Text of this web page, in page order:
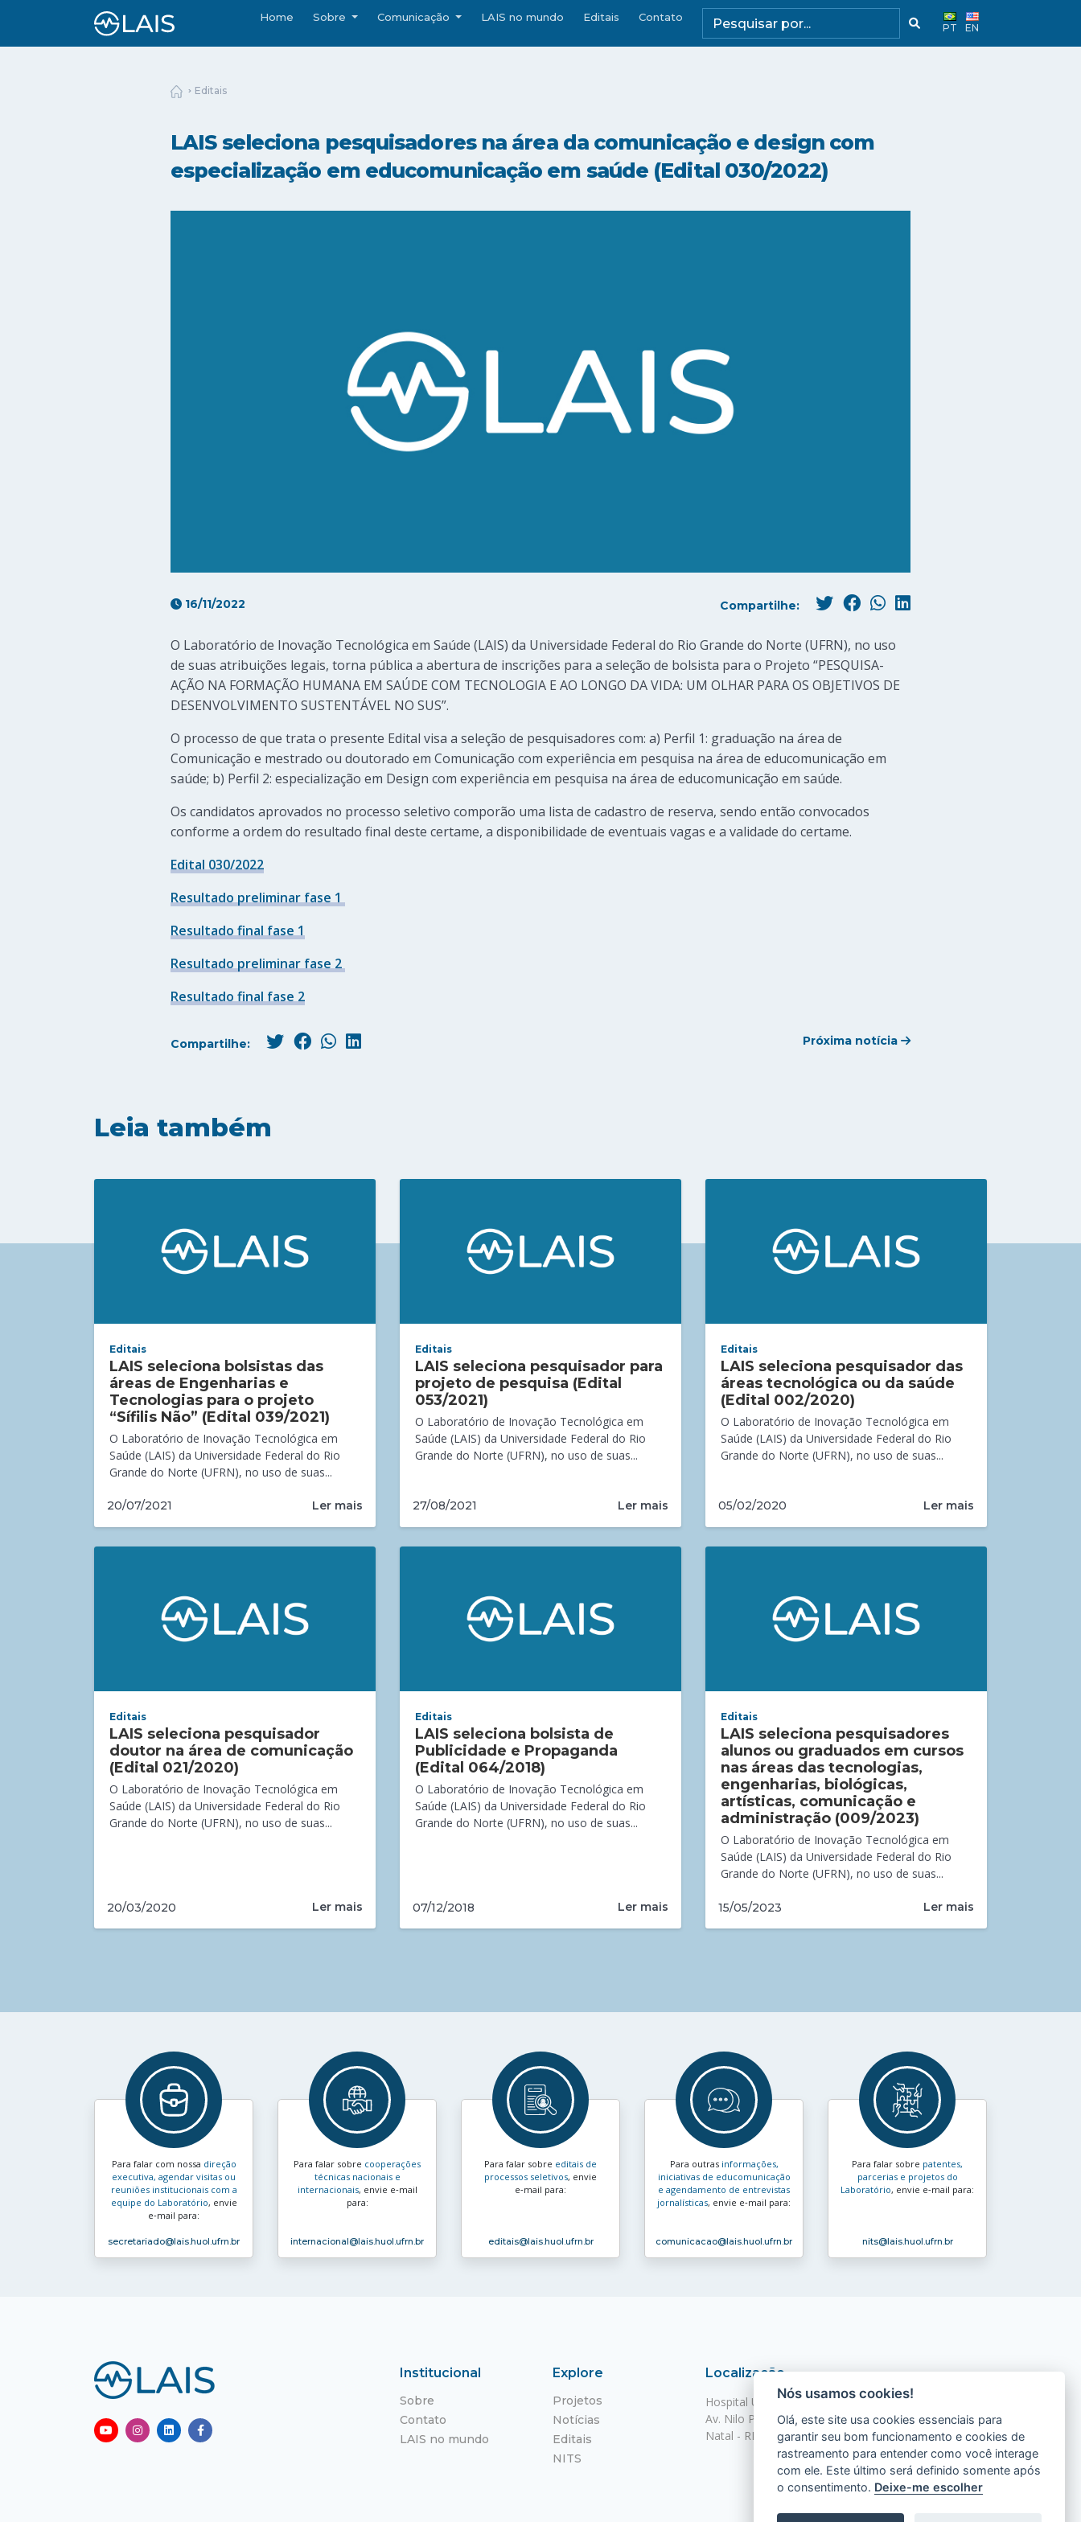
Home Sobre Comunicação LAIS no mundo Editais Contato
PT EN
Editais
LAIS seleciona pesquisadores na área da comunicação e design com
especialização em educomunicação em saúde (Edital 030/2022)
16/11/2022 Compartilhe:
O Laboratório de Inovação Tecnológica em Saúde (LAIS) da Universidade Federal do Rio Grande do Norte (UFRN), no uso
de suas atribuições legais, torna pública a abertura de inscrições para a seleção de bolsista para o Projeto “PESQUISA-
AÇÃO NA FORMAÇÃO HUMANA EM SAÚDE COM TECNOLOGIA E AO LONGO DA VIDA: UM OLHAR PARA OS OBJETIVOS DE
DESENVOLVIMENTO SUSTENTÁVEL NO SUS”.
O processo de que trata o presente Edital visa a seleção de pesquisadores com: a) Perfil 1: graduação na área de
Comunicação e mestrado ou doutorado em Comunicação com experiência em pesquisa na área de educomunicação em
saúde; b) Perfil 2: especialização em Design com experiência em pesquisa na área de educomunicação em saúde.
Os candidatos aprovados no processo seletivo comporão uma lista de cadastro de reserva, sendo então convocados
conforme a ordem do resultado final deste certame, a disponibilidade de eventuais vagas e a validade do certame.
Edital 030/2022
Resultado preliminar fase 1
Resultado final fase 1
Resultado preliminar fase 2
Resultado final fase 2
Compartilhe: Próxima notícia
Leia também
Editais
LAIS seleciona bolsistas das
áreas de Engenharias e
Tecnologias para o projeto
“Sífilis Não” (Edital 039/2021)
O Laboratório de Inovação Tecnológica em
Saúde (LAIS) da Universidade Federal do Rio
Grande do Norte (UFRN), no uso de suas...
20/07/2021 Ler mais
Editais
LAIS seleciona pesquisador para
projeto de pesquisa (Edital
053/2021)
O Laboratório de Inovação Tecnológica em
Saúde (LAIS) da Universidade Federal do Rio
Grande do Norte (UFRN), no uso de suas...
27/08/2021 Ler mais
Editais
LAIS seleciona pesquisador das
áreas tecnológica ou da saúde
(Edital 002/2020)
O Laboratório de Inovação Tecnológica em
Saúde (LAIS) da Universidade Federal do Rio
Grande do Norte (UFRN), no uso de suas...
05/02/2020 Ler mais
Editais
LAIS seleciona pesquisador
doutor na área de comunicação
(Edital 021/2020)
O Laboratório de Inovação Tecnológica em
Saúde (LAIS) da Universidade Federal do Rio
Grande do Norte (UFRN), no uso de suas...
20/03/2020 Ler mais
Editais
LAIS seleciona bolsista de
Publicidade e Propaganda
(Edital 064/2018)
O Laboratório de Inovação Tecnológica em
Saúde (LAIS) da Universidade Federal do Rio
Grande do Norte (UFRN), no uso de suas...
07/12/2018 Ler mais
Editais
LAIS seleciona pesquisadores
alunos ou graduados em cursos
nas áreas das tecnologias,
engenharias, biológicas,
artísticas, comunicação e
administração (009/2023)
O Laboratório de Inovação Tecnológica em
Saúde (LAIS) da Universidade Federal do Rio
Grande do Norte (UFRN), no uso de suas...
15/05/2023 Ler mais
Para falar com nossa direção
executiva, agendar visitas ou
reuniões institucionais com a
equipe do Laboratório, envie
e‑mail para:
secretariado@lais.huol.ufrn.br
Para falar sobre cooperações
técnicas nacionais e
internacionais, envie e‑mail
para:
internacional@lais.huol.ufrn.br
Para falar sobre editais de
processos seletivos, envie
e‑mail para:
editais@lais.huol.ufrn.br
Para outras informações,
iniciativas de educomunicação
e agendamento de entrevistas
jornalísticas, envie e‑mail para:
comunicacao@lais.huol.ufrn.br
Para falar sobre patentes,
parcerias e projetos do
Laboratório, envie e‑mail para:
nits@lais.huol.ufrn.br
Institucional
Sobre
Contato
LAIS no mundo
Explore
Projetos
Notícias
Editais
NITS
Localização
Hospital Universitário Onofre Lopes - HUOL
Av. Nilo Peçanha, 620 - Petrópolis
Natal - RN, 59012-300
Nós usamos cookies!
Olá, este site usa cookies essenciais para
garantir seu bom funcionamento e cookies de
rastreamento para entender como você interage
com ele. Este último será definido somente após
o consentimento. Deixe-me escolher